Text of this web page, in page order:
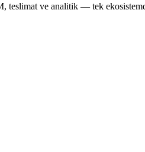
teslimat ve analitik — tek